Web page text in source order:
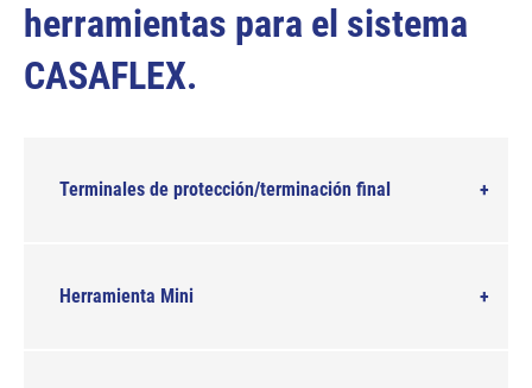
herramientas para el sistema
CASAFLEX.
Terminales de protección/terminación final
Herramienta Mini